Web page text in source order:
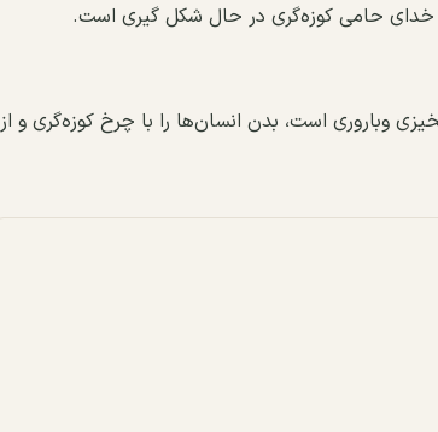
خدای حامی کوزه‌گری در حال شکل گیری است.
وباروری است، بدن انسان‌ها را با چرخ کوزه‌گری و از